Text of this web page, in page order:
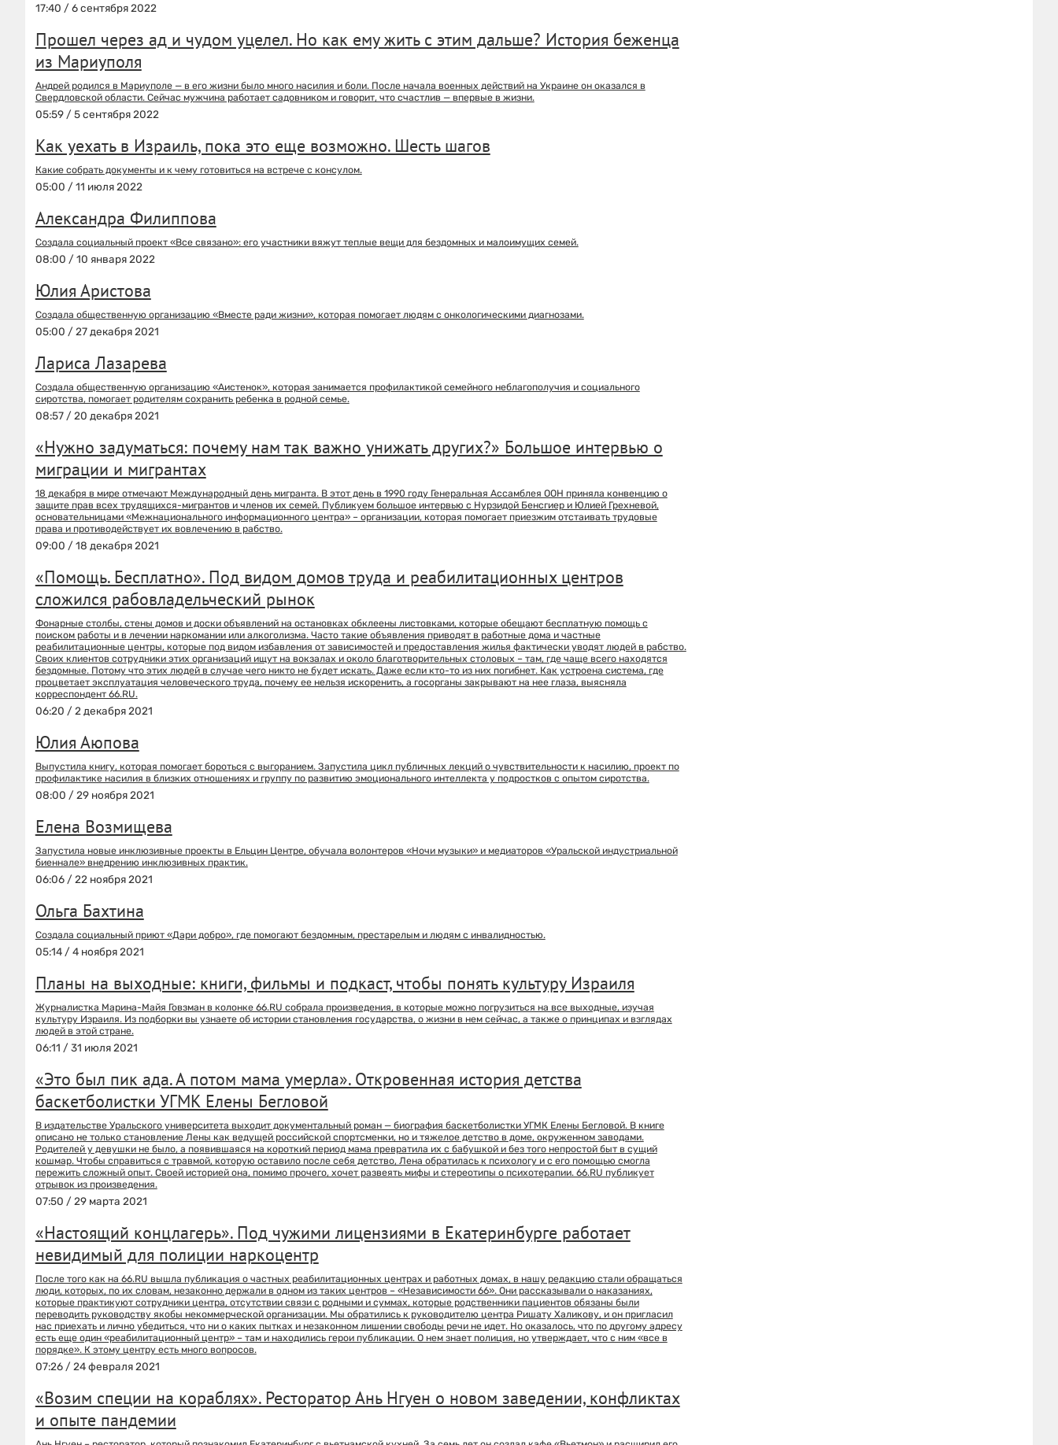
17:40 / 6 сентября 2022
Прошел через ад и чудом уцелел. Но как ему жить с этим дальше? История беженца
из Мариуполя
Андрей родился в Мариуполе — в его жизни было много насилия и боли. После начала военных действий на Украине он оказался в
Свердловской области. Сейчас мужчина работает садовником и говорит, что счастлив — впервые в жизни.
05:59 / 5 сентября 2022
Как уехать в Израиль, пока это еще возможно. Шесть шагов
Какие собрать документы и к чему готовиться на встрече с консулом.
05:00 / 11 июля 2022
Александра Филиппова
Создала социальный проект «Все связано»: его участники вяжут теплые вещи для бездомных и малоимущих семей.
08:00 / 10 января 2022
Юлия Аристова
Создала общественную организацию «Вместе ради жизни», которая помогает людям с онкологическими диагнозами.
05:00 / 27 декабря 2021
Лариса Лазарева
Создала общественную организацию «Аистенок», которая занимается профилактикой семейного неблагополучия и социального
сиротства, помогает родителям сохранить ребенка в родной семье.
08:57 / 20 декабря 2021
«Нужно задуматься: почему нам так важно унижать других?» Большое интервью о
миграции и мигрантах
18 декабря в мире отмечают Международный день мигранта. В этот день в 1990 году Генеральная Ассамблея ООН приняла конвенцию о
защите прав всех трудящихся-мигрантов и членов их семей. Публикуем большое интервью с Нурзидой Бенсгиер и Юлией Грехневой,
основательницами «Межнационального информационного центра» – организации, которая помогает приезжим отстаивать трудовые
права и противодействует их вовлечению в рабство.
09:00 / 18 декабря 2021
«Помощь. Бесплатно». Под видом домов труда и реабилитационных центров
сложился рабовладельческий рынок
Фонарные столбы, стены домов и доски объявлений на остановках обклеены листовками, которые обещают бесплатную помощь с
поиском работы и в лечении наркомании или алкоголизма. Часто такие объявления приводят в работные дома и частные
реабилитационные центры, которые под видом избавления от зависимостей и предоставления жилья фактически уводят людей в рабство.
Своих клиентов сотрудники этих организаций ищут на вокзалах и около благотворительных столовых – там, где чаще всего находятся
бездомные. Потому что этих людей в случае чего никто не будет искать. Даже если кто-то из них погибнет. Как устроена система, где
процветает эксплуатация человеческого труда, почему ее нельзя искоренить, а госорганы закрывают на нее глаза, выясняла
корреспондент 66.RU.
06:20 / 2 декабря 2021
Юлия Аюпова
Выпустила книгу, которая помогает бороться с выгоранием. Запустила цикл публичных лекций о чувствительности к насилию, проект по
профилактике насилия в близких отношениях и группу по развитию эмоционального интеллекта у подростков с опытом сиротства.
08:00 / 29 ноября 2021
Елена Возмищева
Запустила новые инклюзивные проекты в Ельцин Центре, обучала волонтеров «Ночи музыки» и медиаторов «Уральской индустриальной
биеннале» внедрению инклюзивных практик.
06:06 / 22 ноября 2021
Ольга Бахтина
Создала социальный приют «Дари добро», где помогают бездомным, престарелым и людям с инвалидностью.
05:14 / 4 ноября 2021
Планы на выходные: книги, фильмы и подкаст, чтобы понять культуру Израиля
Журналистка Марина-Майя Говзман в колонке 66.RU собрала произведения, в которые можно погрузиться на все выходные, изучая
культуру Израиля. Из подборки вы узнаете об истории становления государства, о жизни в нем сейчас, а также о принципах и взглядах
людей в этой стране.
06:11 / 31 июля 2021
«Это был пик ада. А потом мама умерла». Откровенная история детства
баскетболистки УГМК Елены Бегловой
В издательстве Уральского университета выходит документальный роман — биография баскетболистки УГМК Елены Бегловой. В книге
описано не только становление Лены как ведущей российской спортсменки, но и тяжелое детство в доме, окруженном заводами.
Родителей у девушки не было, а появившаяся на короткий период мама превратила их с бабушкой и без того непростой быт в сущий
кошмар. Чтобы справиться с травмой, которую оставило после себя детство, Лена обратилась к психологу и с его помощью смогла
пережить сложный опыт. Своей историей она, помимо прочего, хочет развеять мифы и стереотипы о психотерапии. 66.RU публикует
отрывок из произведения.
07:50 / 29 марта 2021
«Настоящий концлагерь». Под чужими лицензиями в Екатеринбурге работает
невидимый для полиции наркоцентр
После того как на 66.RU вышла публикация о частных реабилитационных центрах и работных домах, в нашу редакцию стали обращаться
люди, которых, по их словам, незаконно держали в одном из таких центров – «Независимости 66». Они рассказывали о наказаниях,
которые практикуют сотрудники центра, отсутствии связи с родными и суммах, которые родственники пациентов обязаны были
переводить руководству якобы некоммерческой организации. Мы обратились к руководителю центра Ришату Халикову, и он пригласил
нас приехать и лично убедиться, что ни о каких пытках и незаконном лишении свободы речи не идет. Но оказалось, что по другому адресу
есть еще один «реабилитационный центр» – там и находились герои публикации. О нем знает полиция, но утверждает, что с ним «все в
порядке». К этому центру есть много вопросов.
07:26 / 24 февраля 2021
«Возим специи на кораблях». Ресторатор Ань Нгуен о новом заведении, конфликтах
и опыте пандемии